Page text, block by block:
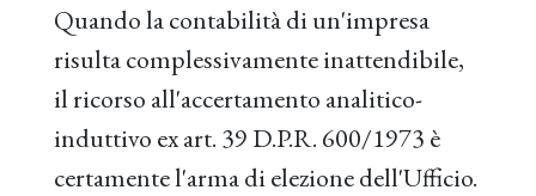
Quando la contabilità di un'impresa
risulta complessivamente inattendibile,
il ricorso all'accertamento analitico-
induttivo ex art. 39 D.P.R. 600/1973 è
certamente l'arma di elezione dell'Ufficio.